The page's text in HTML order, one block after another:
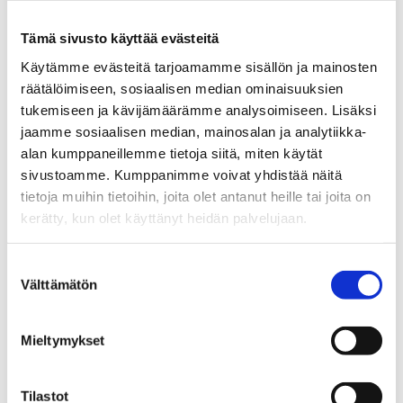
Tämä sivusto käyttää evästeitä
Käytämme evästeitä tarjoamamme sisällön ja mainosten
räätälöimiseen, sosiaalisen median ominaisuuksien
tukemiseen ja kävijämäärämme analysoimiseen. Lisäksi
jaamme sosiaalisen median, mainosalan ja analytiikka-
alan kumppaneillemme tietoja siitä, miten käytät
sivustoamme. Kumppanimme voivat yhdistää näitä
tietoja muihin tietoihin, joita olet antanut heille tai joita on
kerätty, kun olet käyttänyt heidän palvelujaan.
valinta
Välttämätön
Mieltymykset
Tilastot
Katso myös
Tiedotteet
Alkoholin toimitusmyynti
hyväksyttiin – Seuraukset osuvat
etenkin haavoittuvassa asemassa
Heroiini palaamassa suomalaisille
nitatseeniopioidit aiheuttavat myös